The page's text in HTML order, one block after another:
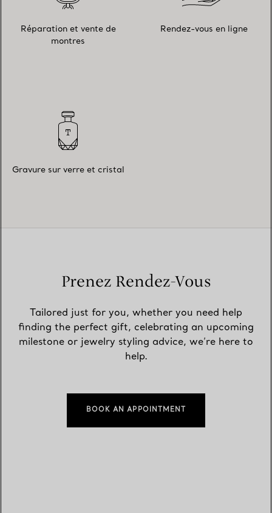
Réparation et vente de
montres
Rendez-vous en ligne
Gravure sur verre et cristal
Prenez Rendez-Vous
Tailored just for you, whether you need help
finding the perfect gift, celebrating an upcoming
milestone or jewelry styling advice, we’re here to
help.
BOOK AN APPOINTMENT